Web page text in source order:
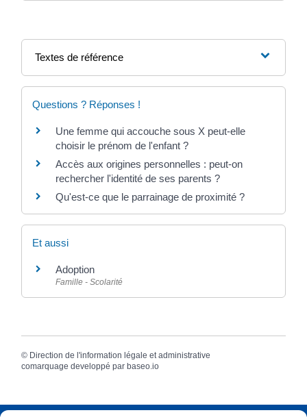
Textes de référence
Questions ? Réponses !
Une femme qui accouche sous X peut-elle
choisir le prénom de l'enfant ?
Accès aux origines personnelles : peut-on
rechercher l'identité de ses parents ?
Qu'est-ce que le parrainage de proximité ?
Et aussi
Adoption
Famille - Scolarité
© Direction de l'information légale et administrative
comarquage developpé par baseo.io